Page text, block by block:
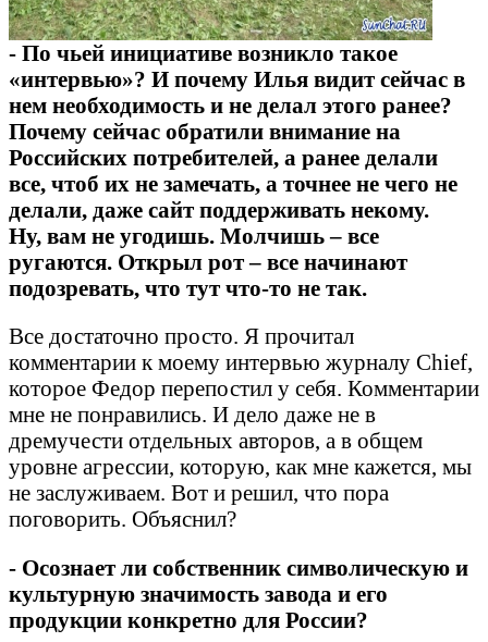
- По чьей инициативе возникло такое
«интервью»? И почему Илья видит сейчас в
нем необходимость и не делал этого ранее?
Почему сейчас обратили внимание на
Российских потребителей, а ранее делали
все, чтоб их не замечать, а точнее не чего не
делали, даже сайт поддерживать некому.
Ну, вам не угодишь. Молчишь – все
ругаются. Открыл рот – все начинают
подозревать, что тут что-то не так.
Все достаточно просто. Я прочитал
комментарии к моему интервью журналу Chief,
которое Федор перепостил у себя. Комментарии
мне не понравились. И дело даже не в
дремучести отдельных авторов, а в общем
уровне агрессии, которую, как мне кажется, мы
не заслуживаем. Вот и решил, что пора
поговорить. Объяснил?
- Осознает ли собственник символическую и
культурную значимость завода и его
продукции конкретно для России?